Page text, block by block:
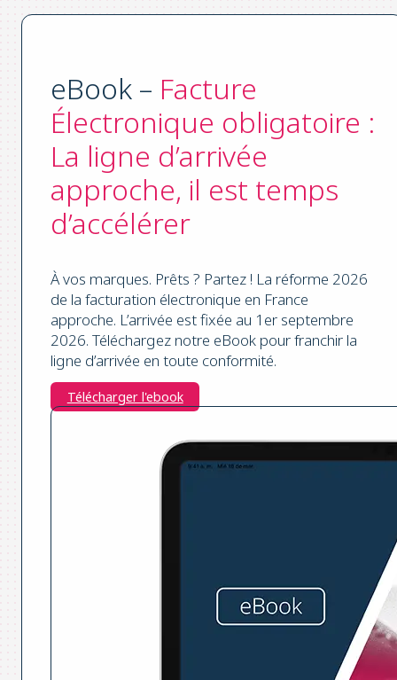
eBook – Facture
Électronique obligatoire :
La ligne d’arrivée
approche, il est temps
d’accélérer
À vos marques. Prêts ? Partez ! La réforme 2026
de la facturation électronique en France
approche. L’arrivée est fixée au 1er septembre
2026. Téléchargez notre eBook pour franchir la
ligne d’arrivée en toute conformité.
Télécharger l'ebook